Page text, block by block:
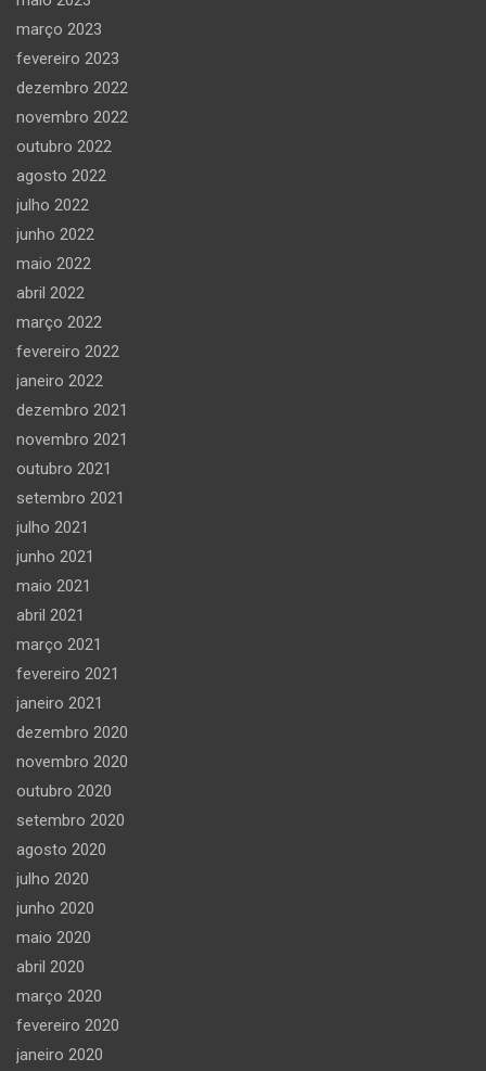
março 2023
fevereiro 2023
dezembro 2022
novembro 2022
outubro 2022
agosto 2022
julho 2022
junho 2022
maio 2022
abril 2022
março 2022
fevereiro 2022
janeiro 2022
dezembro 2021
novembro 2021
outubro 2021
setembro 2021
julho 2021
junho 2021
maio 2021
abril 2021
março 2021
fevereiro 2021
janeiro 2021
dezembro 2020
novembro 2020
outubro 2020
setembro 2020
agosto 2020
julho 2020
junho 2020
maio 2020
abril 2020
março 2020
fevereiro 2020
janeiro 2020